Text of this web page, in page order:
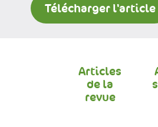
Télécharger l'article
Articles
de la
revue